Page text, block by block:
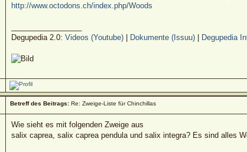
http://www.octodons.ch/index.php/Woods
Degupedia 2.0: Videos (Youtube)| Dokumente (Issuu)| Degupedia
Betreff des Beitrags:Re: Zweige-Liste für Chinchillas
Wie sieht es mit folgenden Zweige aus
salix caprea, salix caprea pendula und salix integra? Es sind alles